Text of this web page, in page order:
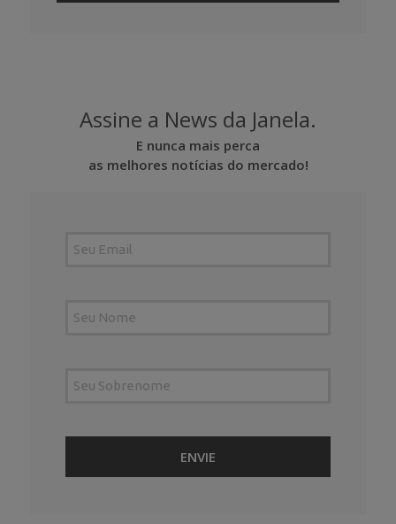
Assine a News da Janela.
E nunca mais perca
as melhores notícias do mercado!